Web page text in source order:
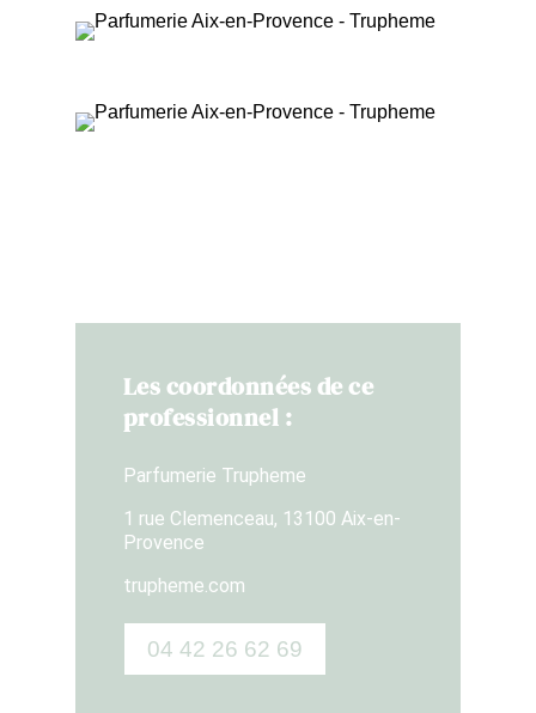
Les coordonnées de ce
professionnel :
Parfumerie Trupheme
1 rue Clemenceau, 13100 Aix-en-
Provence
trupheme.com
04 42 26 62 69